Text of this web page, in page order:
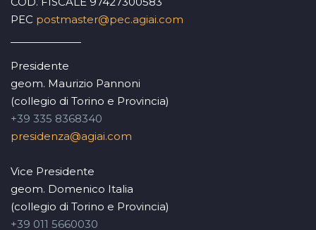
PEC postmaster@pec.agiai.com
Presidente
geom. Maurizio Pannoni
(collegio di Torino e Provincia)
+39 335 8368340
presidenza@agiai.com
Vice Presidente
geom. Domenico Italia
(collegio di Torino e Provincia)
+39 011 5660030